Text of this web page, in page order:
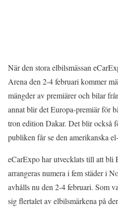
När den stora elbilsmässan
Arena den 2-4 februari kommer
mängder av premiärer och bilar
annat blir det Europa-premiär för
tron edition Dakar. Det blir också
publiken får se den amerikanska
eCarExpo har utvecklats till att bli
arrangeras numera i fem städer i
avhålls nu den 2-4 februari. Som
sig flertalet av elbilsmärkena på